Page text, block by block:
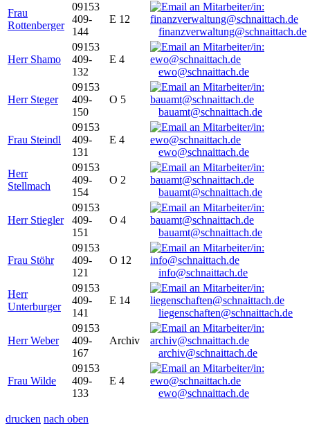
Frau
Rottenberger
09153
409-
144
E 12
finanzverwaltung@schnaittach.de
Herr Shamo
09153
409-
132
E 4
ewo@schnaittach.de
Herr Steger
09153
409-
150
O 5
bauamt@schnaittach.de
Frau Steindl
09153
409-
131
E 4
ewo@schnaittach.de
Herr
Stellmach
09153
409-
154
O 2
bauamt@schnaittach.de
Herr Stiegler
09153
409-
151
O 4
bauamt@schnaittach.de
Frau Stöhr
09153
409-
121
O 12
info@schnaittach.de
Herr
Unterburger
09153
409-
141
E 14
liegenschaften@schnaittach.de
Herr Weber
09153
409-
167
Archiv
archiv@schnaittach.de
Frau Wilde
09153
409-
133
E 4
ewo@schnaittach.de
drucken nach oben